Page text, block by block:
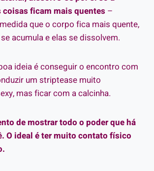
coisas ficam mais quentes –
que o corpo fica mais quente,
acumula e elas se dissolvem.
ideia é conseguir o encontro com
um striptease muito
mas ficar com a calcinha.
de mostrar todo o poder que há
O ideal é ter muito contato físico